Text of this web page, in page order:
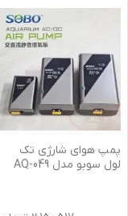
پمپ هوای شارژی تک
لول سوبو مدل AQ-049